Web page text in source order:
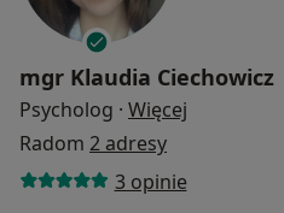
mgr Klaudia Ciechowicz
Psycholog · Więcej
Radom 2 adresy
3 opinie